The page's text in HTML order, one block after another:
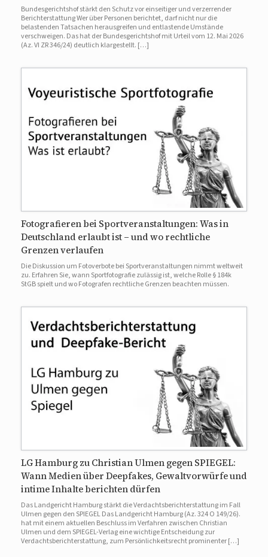
Bundesgerichtshof stärkt den Schutz vor einseitiger und verzerrender
Berichterstattung Wer über Personen berichtet, darf nicht nur die
belastenden Tatsachen herausgreifen und entlastende Umstände
verschweigen. Das hat der Bundesgerichtshof mit Urteil vom 12. Mai 2026
(Az. VI ZR 346/24) deutlich klargestellt. […]
Fotografieren bei Sportveranstaltungen: Was in
Deutschland erlaubt ist – und wo rechtliche
Grenzen verlaufen
Die Diskussion um Fotoverbote bei Sportveranstaltungen nimmt weltweit
zu. Erfahren Sie, wann Sportfotografie zulässig ist, welche Rolle § 184k
StGB spielt und wo Fotografen rechtliche Grenzen beachten müssen.
LG Hamburg zu Christian Ulmen gegen SPIEGEL:
Wann Medien über Deepfakes, Gewaltvorwürfe und
intime Inhalte berichten dürfen
Das Landgericht Hamburg stärkt die Verdachtsberichterstattung im Fall
Ulmen gegen den SPIEGEL Das Landgericht Hamburg (Az. 324 O 149/26).
hat mit einem aktuellen Beschluss im Verfahren zwischen Christian
Ulmen und dem SPIEGEL-Verlag eine wichtige Entscheidung zur
Verdachtsberichterstattung, zum Persönlichkeitsrecht prominenter […]